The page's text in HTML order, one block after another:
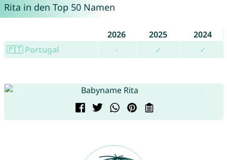
Rita in den Top 50 Namen
2026 2025
2024
🇵🇹 Portugal
- ✓ ✓